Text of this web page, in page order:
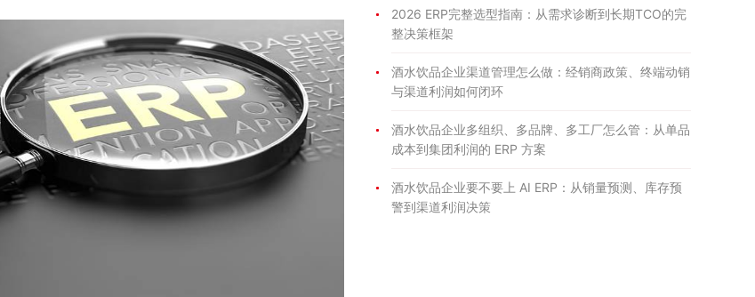
2026 ERP完整选型指南：从需求诊断到长期TCO的完
整决策框架
酒水饮品企业渠道管理怎么做：经销商政策、终端动销
与渠道利润如何闭环
酒水饮品企业多组织、多品牌、多工厂怎么管：从单品
成本到集团利润的 ERP 方案
酒水饮品企业要不要上 AI ERP：从销量预测、库存预
警到渠道利润决策